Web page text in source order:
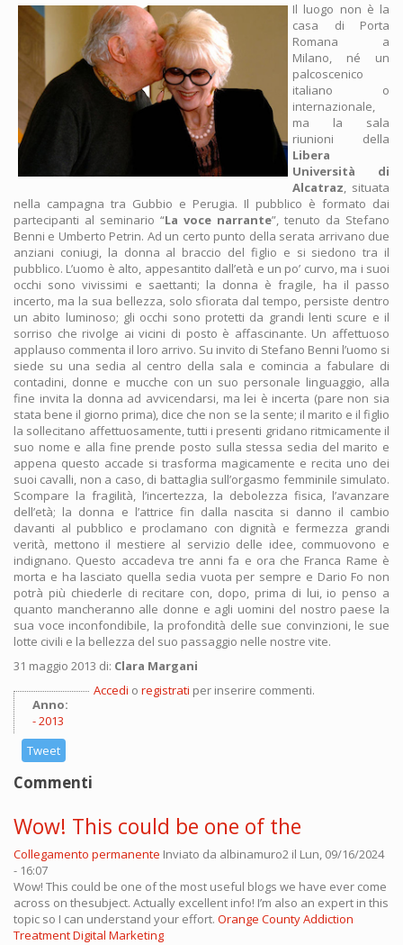
Il luogo non è la
casa di Porta
Romana a
Milano, né un
palcoscenico
italiano o
internazionale,
ma la sala
riunioni della
Libera
Università di
Alcatraz, situata
nella campagna tra Gubbio e Perugia. Il pubblico è formato dai
partecipanti al seminario “La voce narrante”, tenuto da Stefano
Benni e Umberto Petrin. Ad un certo punto della serata arrivano due
anziani coniugi, la donna al braccio del figlio e si siedono tra il
pubblico. L’uomo è alto, appesantito dall’età e un po’ curvo, ma i suoi
occhi sono vivissimi e saettanti; la donna è fragile, ha il passo
incerto, ma la sua bellezza, solo sfiorata dal tempo, persiste dentro
un abito luminoso; gli occhi sono protetti da grandi lenti scure e il
sorriso che rivolge ai vicini di posto è affascinante. Un affettuoso
applauso commenta il loro arrivo. Su invito di Stefano Benni l’uomo si
siede su una sedia al centro della sala e comincia a fabulare di
contadini, donne e mucche con un suo personale linguaggio, alla
fine invita la donna ad avvicendarsi, ma lei è incerta (pare non sia
stata bene il giorno prima), dice che non se la sente; il marito e il figlio
la sollecitano affettuosamente, tutti i presenti gridano ritmicamente il
suo nome e alla fine prende posto sulla stessa sedia del marito e
appena questo accade si trasforma magicamente e recita uno dei
suoi cavalli, non a caso, di battaglia sull’orgasmo femminile simulato.
Scompare la fragilità, l’incertezza, la debolezza fisica, l’avanzare
dell’età; la donna e l’attrice fin dalla nascita si danno il cambio
davanti al pubblico e proclamano con dignità e fermezza grandi
verità, mettono il mestiere al servizio delle idee, commuovono e
indignano. Questo accadeva tre anni fa e ora che Franca Rame è
morta e ha lasciato quella sedia vuota per sempre e Dario Fo non
potrà più chiederle di recitare con, dopo, prima di lui, io penso a
quanto mancheranno alle donne e agli uomini del nostro paese la
sua voce inconfondibile, la profondità delle sue convinzioni, le sue
lotte civili e la bellezza del suo passaggio nelle nostre vite.
31 maggio 2013 di: Clara Margani
Anno:
2013
Accedi o registrati per inserire commenti.
Tweet
Commenti
Wow! This could be one of the
Collegamento permanente Inviato da albinamuro2 il Lun, 09/16/2024
- 16:07
Wow! This could be one of the most useful blogs we have ever come
across on thesubject. Actually excellent info! I’m also an expert in this
topic so I can understand your effort. Orange County Addiction
Treatment Digital Marketing